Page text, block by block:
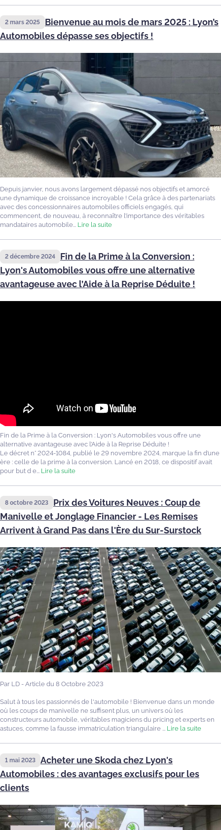
2 mars 2025
Bienvenue au mois de mars 2025 : Lyon’s
Automobiles dépasse ses objectifs !
Depuis janvier, nous avons largement dépassé nos objectifs et amorcé
une dynamique de croissance incroyable ! Cela grâce à des partenariats
avec des concessionnaires automobiles officiels engagés, qui
commencent, de nouveau, à reconnaître l’importance des véritables
mandataires automobile... Lire la suite
2 décembre 2024
Fin de la Prime à la Conversion :
Lyon's Automobiles vous offre une alternative
avantageuse avec l’Aide à la Reprise Déduite !
Fin de la Prime à la Conversion : Lyon's Automobiles vous offre une
alternative avantageuse avec l’Aide à la Reprise Déduite !
Le décret n° 2024-1084, publié le 29 novembre 2024, marque la fin d’une
ère : celle de la prime à la conversion. Lancé en 2018, ce dispositif avait
pour but d e... Lire la suite
8 octobre 2023
Prix des Voitures Neuves : Coup de
Manivelle et Jonglage Financier - Les Remises
Arrivent à Grand Pas dans l'Ère du Sur-Surstock
Par LD - Article du 8 Octobre 2023
Salut à tous les passionnés de l'automobile ! Bienvenue dans un monde
où les coups de manivelle ne suffisent plus, un univers où les
constructeurs automobile, véritables magiciens du pricing et experts en
astuces, comme la fausse immatriculation triangulaire ... Lire la suite
1 mai 2023
Acheter une Skoda chez Lyon's
Automobiles : des avantages exclusifs pour les
clients